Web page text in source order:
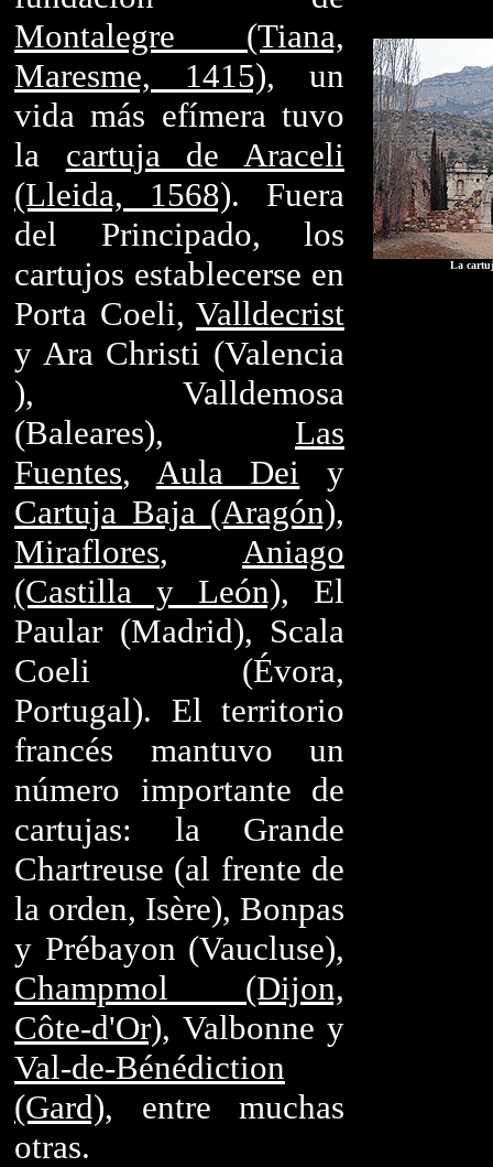
Montalegre (Tiana,
Maresme, 1415), un
vida más efímera tuvo
la cartuja de Araceli
(Lleida, 1568). Fuera
del Principado, los
cartujos establecerse en
Porta Coeli, Valldecrist
y Ara Christi (Valencia
), Valldemosa
(Baleares), Las
Fuentes, Aula Dei y
Cartuja Baja (Aragón),
Miraflores, Aniago
(Castilla y León), El
Paular (Madrid), Scala
Coeli (Évora,
Portugal). El territorio
francés mantuvo un
número importante de
cartujas: la Grande
Chartreuse (al frente de
la orden, Isère), Bonpas
y Prébayon (Vaucluse),
Champmol (Dijon,
Côte-d'Or), Valbonne y
Val-de-Bénédiction
(Gard), entre muchas
otras.
La